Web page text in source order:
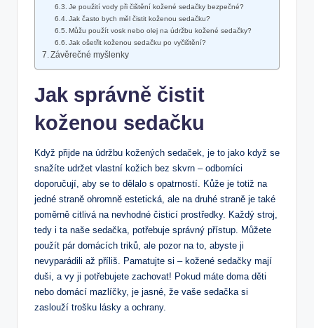
Je použití vody při čištění kožené sedačky bezpečné?
Jak často bych měl čistit koženou sedačku?
Můžu použít vosk nebo olej na údržbu kožené sedačky?
Jak ošetřit koženou sedačku po vyčištění?
Závěrečné myšlenky
Jak správně čistit
koženou sedačku
Když přijde na údržbu kožených sedaček, je to jako když se
snažíte udržet vlastní kožich bez skvrn – odborníci
doporučují, aby se to dělalo s opatrností. Kůže je totiž na
jedné straně ohromně estetická, ale na druhé straně je také
poměrně citlivá na nevhodné čisticí prostředky. Každý stroj,
tedy i ta naše sedačka, potřebuje správný přístup. Můžete
použít pár domácích triků, ale pozor na to, abyste ji
nevyparádili až příliš. Pamatujte si – kožené sedačky mají
duši, a vy ji potřebujete zachovat! Pokud máte doma děti
nebo domácí mazlíčky, je jasné, že vaše sedačka si
zaslouží trošku lásky a ochrany.